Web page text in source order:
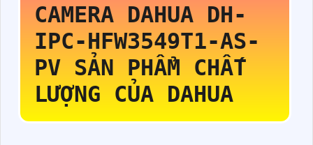
CAMERA DAHUA DH-
IPC-HFW3549T1-AS-
PV SẢN PHẨM CHẤT
LƯỢNG CỦA DAHUA